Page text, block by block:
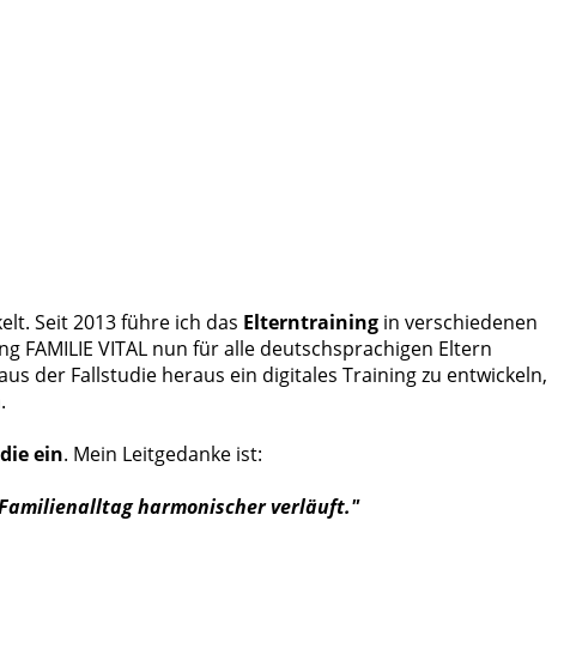
Seit 2013 führe ich das Elterntraining in verschiedenen
VITAL nun für alle deutschsprachigen Eltern
der Fallstudie heraus ein digitales Training zu entwickeln,
ein. Mein Leitgedanke ist:
harmonischer verläuft."